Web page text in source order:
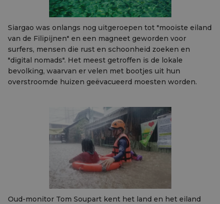
Siargao was onlangs nog uitgeroepen tot "mooiste eiland
van de Filipijnen" en een magneet geworden voor
surfers, mensen die rust en schoonheid zoeken en
"digital nomads". Het meest getroffen is de lokale
bevolking, waarvan er velen met bootjes uit hun
overstroomde huizen geëvacueerd moesten worden.
Oud-monitor Tom Soupart kent het land en het eiland